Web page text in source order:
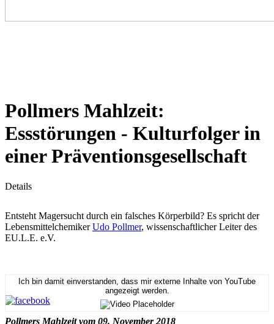
Pollmers Mahlzeit:
Essstörungen - Kulturfolger in
einer Präventionsgesellschaft
Details
Entsteht Magersucht durch ein falsches Körperbild? Es spricht der
LebensmittelchemikerUdo Pollmer, wissenschaftlicher Leiter des
EU.L.E. e.V.
Ich bin damit einverstanden, dass mir externe Inhalte von YouTube
angezeigt werden.
Pollmers Mahlzeit vom 09. November 2018